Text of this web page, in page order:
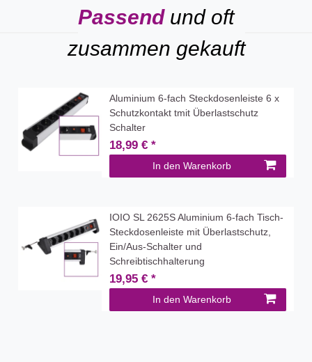
Passendund oft
zusammen gekauft
Aluminium 6-fach Steckdosenleiste 6 x
Schutzkontakt tmit Überlastschutz
Schalter
18,99 € *
In den Warenkorb
IOIO SL 2625S Aluminium 6-fach Tisch-
Steckdosenleiste mit Überlastschutz,
Ein/Aus-Schalter und
Schreibtischhalterung
19,95 € *
In den Warenkorb